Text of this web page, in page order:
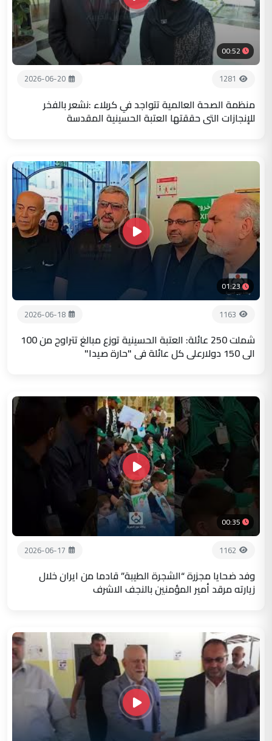
00:52
1281
2026-06-20
منظمة الصحة العالمية تتواجد في كربلاء :نشعر بالفخر
للإنجازات التي حققتها العتبة الحسينية المقدسة
01:23
1163
2026-06-18
شملت 250 عائلة: العتبة الحسينية توزع مبالغ تتراوح من 100
الى 150 دولارعلى كل عائلة في "حارة صيدا"
00:35
1162
2026-06-17
وفد ضحايا مجزرة “الشجرة الطيبة” قادما من ايران خلال
زيارته مرقد أمير المؤمنين بالنجف الاشرف